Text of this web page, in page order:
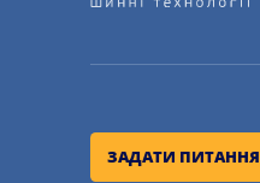
ЗАДАТИ ПИТАННЯ